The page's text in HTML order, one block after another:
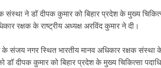
संस्था ने डॉ दीपक कुमार को बिहार प्रदेश के मुख्य
रक्षक के राष्ट्रीय अध्यक्ष अरविंद कुमार ने दी।
के संजय नगर स्थित भारतीय मानव अधिकार रक्षक संस्था
को डॉ दीपक कुमार को बिहार प्रदेश के मुख्य चिकित्सा